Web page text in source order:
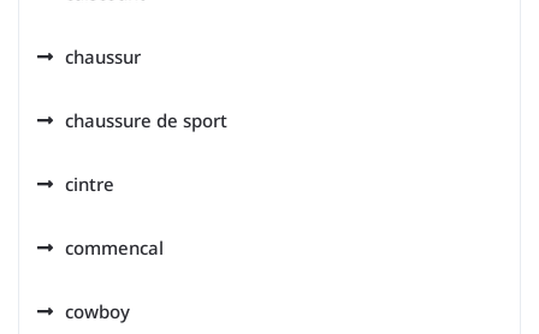
chaussur
chaussure de sport
cintre
commencal
cowboy